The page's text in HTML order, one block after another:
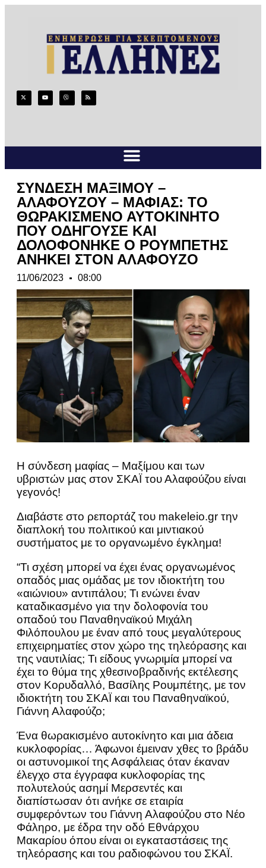
ΣΥΝΔΕΣΗ ΜΑΞΙΜΟΥ –
ΑΛΑΦΟΥΖΟΥ – ΜΑΦΙΑΣ: ΤΟ
ΘΩΡΑΚΙΣΜΕΝΟ ΑΥΤΟΚΙΝΗΤΟ
ΠΟΥ ΟΔΗΓΟΥΣΕ ΚΑΙ
ΔΟΛΟΦΟΝΗΚΕ Ο ΡΟΥΜΠΕΤΗΣ
ΑΝΗΚΕΙ ΣΤΟΝ ΑΛΑΦΟΥΖΟ
11/06/2023 08:00
Η σύνδεση μαφίας – Μαξίμου και των
υβριστών μας στον ΣΚΑΪ του Αλαφούζου είναι
γεγονός!
Διαβάστε στο ρεπορτάζ του makeleio.gr την
διαπλοκή του πολιτικού και μιντιακού
συστήματος με το οργανωμένο έγκλημα!
“Τι σχέση μπορεί να έχει ένας οργανωμένος
οπαδός μιας ομάδας με τον ιδιοκτήτη του
«αιώνιου» αντιπάλου; Τι ενώνει έναν
καταδικασμένο για την δολοφονία του
οπαδού του Παναθηναϊκού Μιχάλη
Φιλόπουλου με έναν από τους μεγαλύτερους
επιχειρηματίες στον χώρο της τηλεόρασης και
της ναυτιλίας; Τι είδους γνωριμία μπορεί να
έχει το θύμα της χθεσινοβραδινής εκτέλεσης
στον Κορυδαλλό, Βασίλης Ρουμπέτης, με τον
ιδιοκτήτη του ΣΚΑΪ και του Παναθηναϊκού,
Γιάννη Αλαφούζο;
Ένα θωρακισμένο αυτοκίνητο και μια άδεια
κυκλοφορίας… Άφωνοι έμειναν χθες το βράδυ
οι αστυνομικοί της Ασφάλειας όταν έκαναν
έλεγχο στα έγγραφα κυκλοφορίας της
πολυτελούς ασημί Μερσεντές και
διαπίστωσαν ότι ανήκε σε εταιρία
συμφερόντων του Γιάννη Αλαφούζου στο Νέο
Φάληρο, με έδρα την οδό Εθνάρχου
Μακαρίου όπου είναι οι εγκαταστάσεις της
τηλεόρασης και του ραδιοφώνου του ΣΚΑΪ.